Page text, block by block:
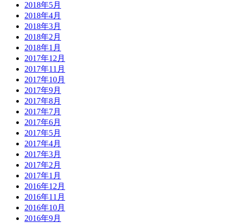
2018年5月
2018年4月
2018年3月
2018年2月
2018年1月
2017年12月
2017年11月
2017年10月
2017年9月
2017年8月
2017年7月
2017年6月
2017年5月
2017年4月
2017年3月
2017年2月
2017年1月
2016年12月
2016年11月
2016年10月
2016年9月